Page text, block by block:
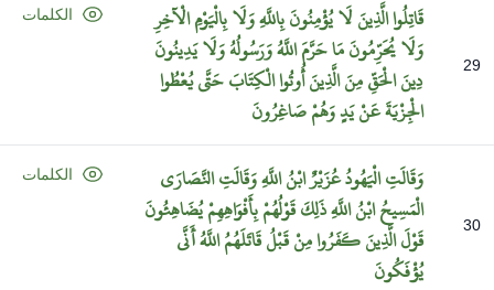
29
قَاتِلُواالَّذِينَلَايُؤْمِنُونَبِاللَّهِوَلَابِالْيَوْمِالْآخِرِ
وَلَايُحَرِّمُونَمَاحَرَّمَاللَّهُوَرَسُولُهُوَلَايَدِينُونَ
دِينَالْحَقِّمِنَالَّذِينَأُوتُواالْكِتَابَحَتَّىيُعْطُوا
الْجِزْيَةَعَنْيَدٍوَهُمْصَاغِرُونَ
الكلمات
30
وَقَالَتِالْيَهُودُعُزَيْرٌابْنُاللَّهِوَقَالَتِالنَّصَارَى
الْمَسِيحُابْنُاللَّهِذَلِكَقَوْلُهُمْبِأَفْوَاهِهِمْيُضَاهِئُونَ
قَوْلَالَّذِينَكَفَرُوامِنْقَبْلُقَاتَلَهُمُاللَّهُأَنَّى
يُؤْفَكُونَ
الكلمات